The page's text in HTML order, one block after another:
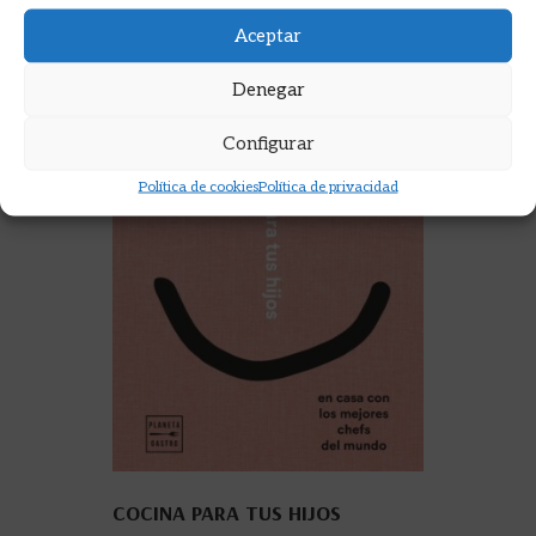
Aceptar
Denegar
Configurar
Política de cookiesPolítica de privacidad
COCINA PARA TUS HIJOS